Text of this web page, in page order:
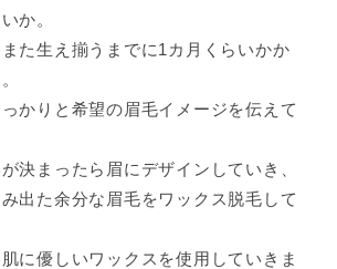
か。
た生え揃うまでに1カ月くらいかか
かりと希望の眉毛イメージを伝えて
決まったら眉にデザインしていき、
出た余分な眉毛をワックス脱毛して
に優しいワックスを使用していきま